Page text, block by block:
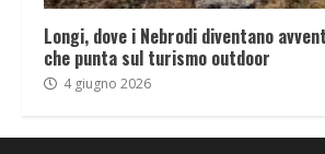
Longi, dove i Nebrodi diventano
che punta sul turismo outdoor
4 giugno 2026